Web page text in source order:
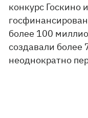
конкурс Госкино
более 100
создавали более
неоднократно